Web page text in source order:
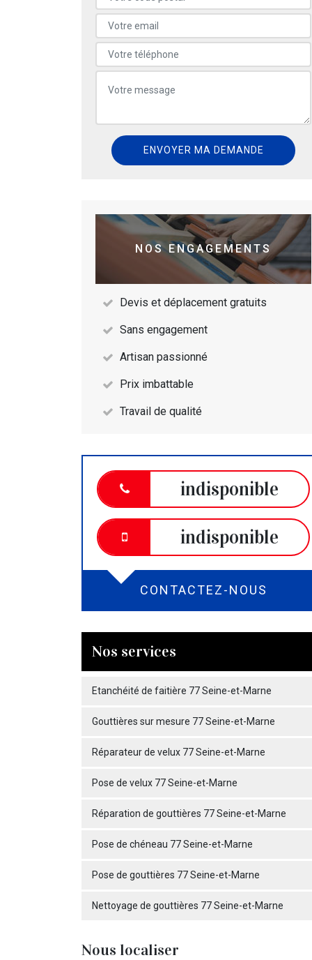
NOS ENGAGEMENTS
Devis et déplacement gratuits
Sans engagement
Artisan passionné
Prix imbattable
Travail de qualité
indisponible
indisponible
CONTACTEZ-NOUS
Nos services
Etanchéité de faitière 77 Seine-et-Marne
Gouttières sur mesure 77 Seine-et-Marne
Réparateur de velux 77 Seine-et-Marne
Pose de velux 77 Seine-et-Marne
Réparation de gouttières 77 Seine-et-Marne
Pose de chéneau 77 Seine-et-Marne
Pose de gouttières 77 Seine-et-Marne
Nettoyage de gouttières 77 Seine-et-Marne
Nous localiser